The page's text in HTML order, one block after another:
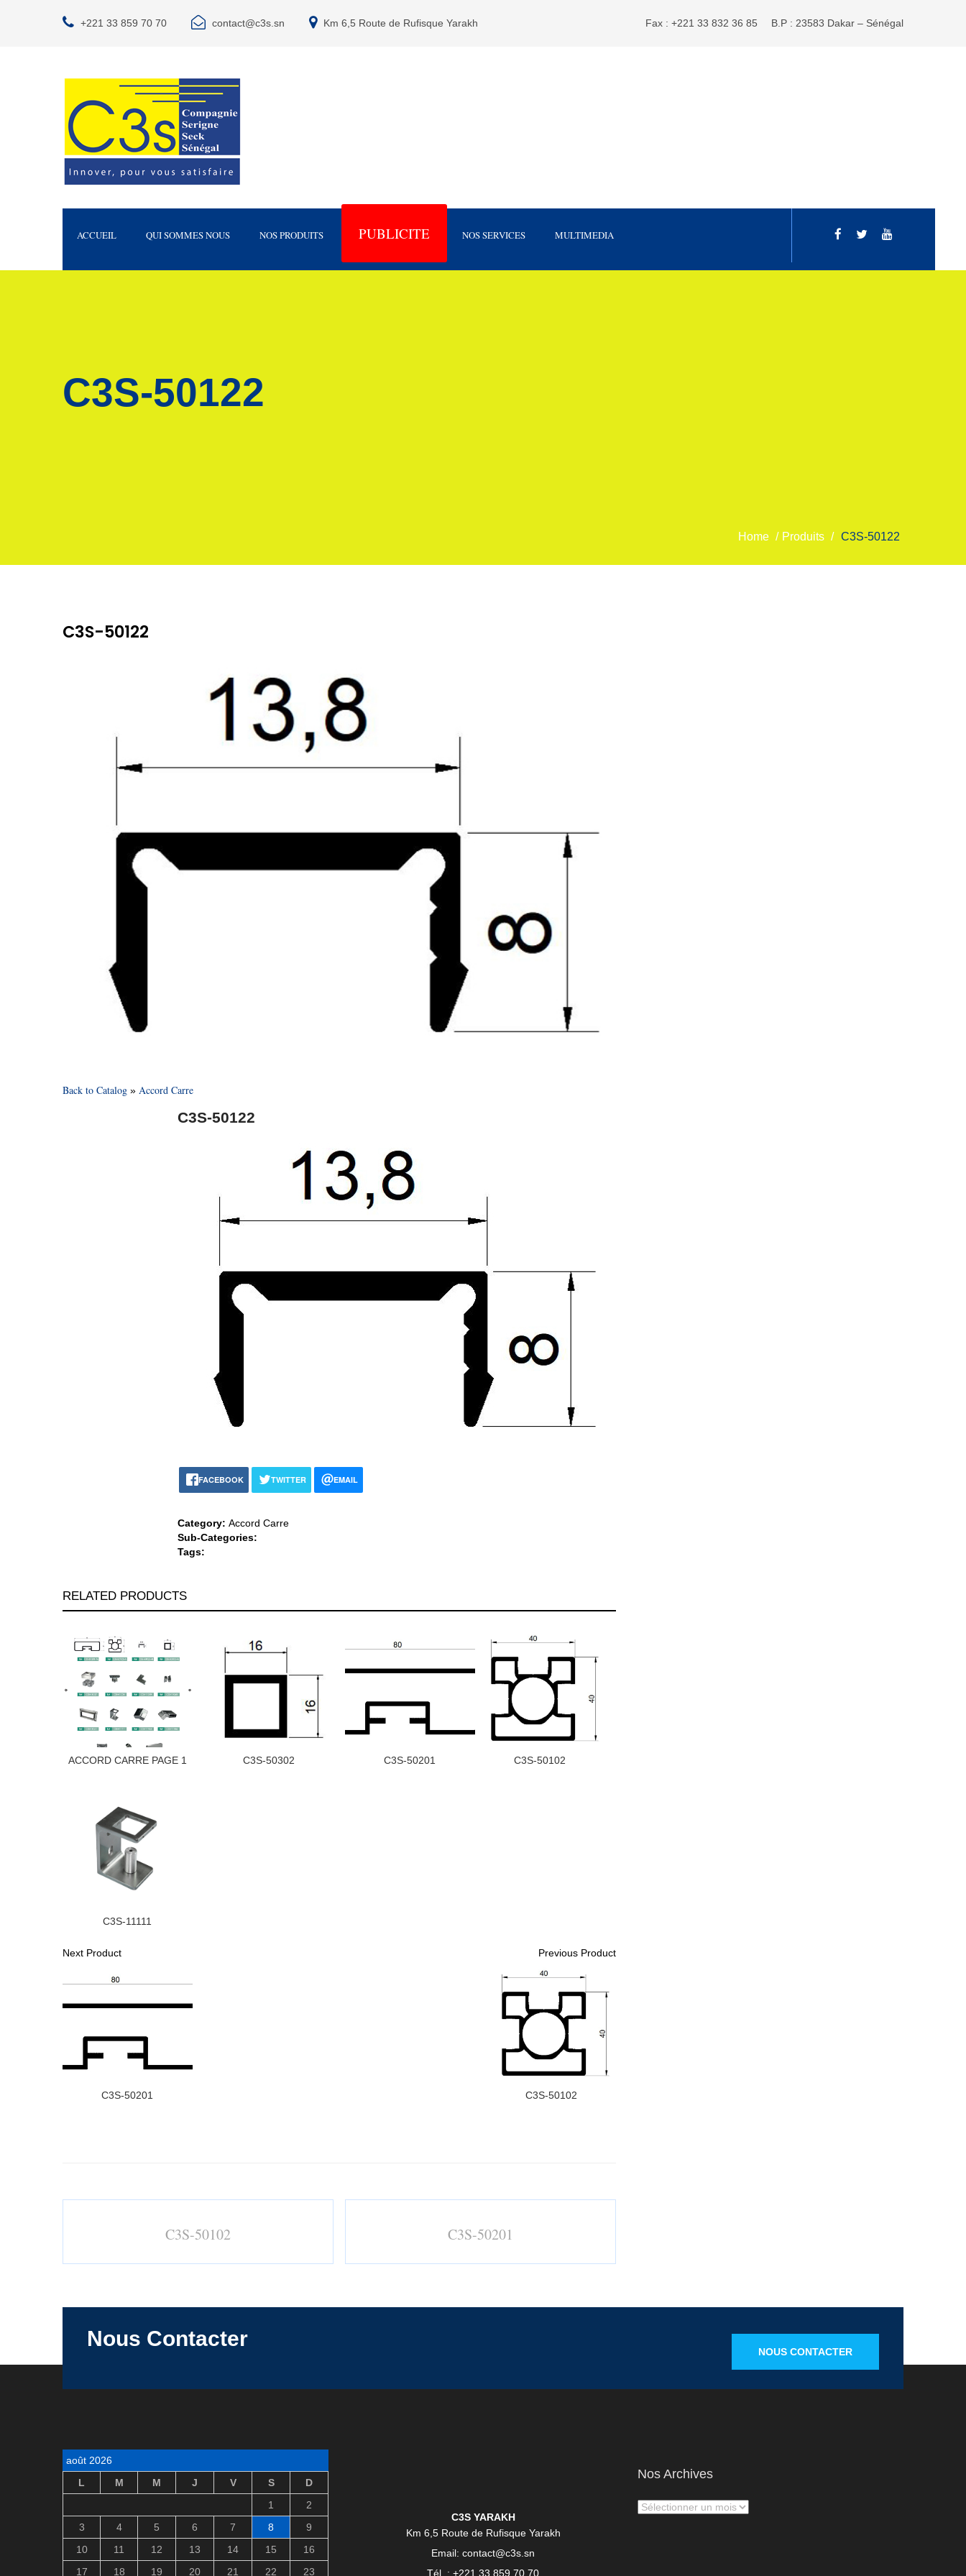
+221 33 859 70 70 contact@c3s.sn Km 6,5 Route de Rufisque Yarakh Fax : +221 33 832 36 85 B.P : 23583 Dakar – Sénégal
ACCUEIL QUI SOMMES NOUS NOS PRODUITS PUBLICITE NOS SERVICES MULTIMEDIA
C3S-50122
Home / Produits / C3S-50122
C3S-50122
Back to Catalog Accord Carre
C3S-50122
FACEBOOK TWITTER EMAIL
Category: Accord Carre
Sub-Categories:
Tags:
RELATED PRODUCTS
ACCORD CARRE PAGE 1 C3S-50302 C3S-50201 C3S-50102
C3S-11111
Next Product
C3S-50201
Previous Product
C3S-50102
C3S-50102 C3S-50201
Nous Contacter
NOUS CONTACTER
août 2026
L
M M J V S
D
1
2
3
4 5 6 7 8
9
10
11 12 13 14 15
16
17
18 19 20 21 22 23
C3S YARAKH
Km 6,5 Route de Rufisque Yarakh
Email: contact@c3s.sn
Tél : +221 33 859 70 70
Nos Archives